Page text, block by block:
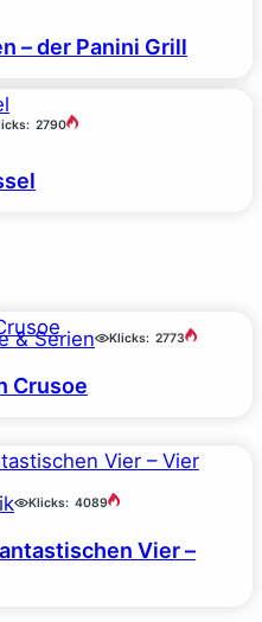
– der Panini Grill
2790
& Serien Klicks: 2773
Crusoe
Klicks: 4089
Vier –